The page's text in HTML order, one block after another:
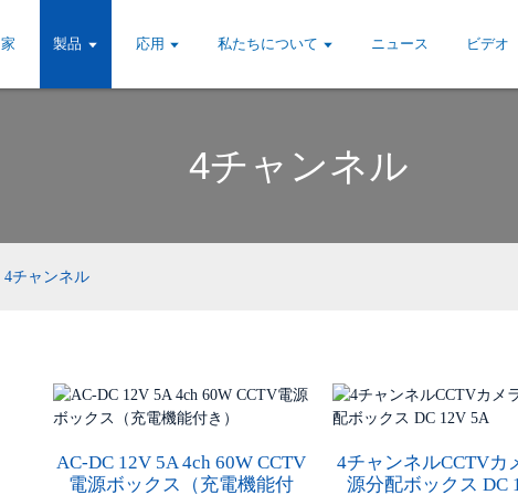
家 製品 応用 私たちについて ニュース ビデオ
4チャンネル
4チャンネル
AC-DC 12V 5A 4ch 60W CCTV
電源ボックス（充電機能付
4チャンネルCCTVカ
源分配ボックス DC